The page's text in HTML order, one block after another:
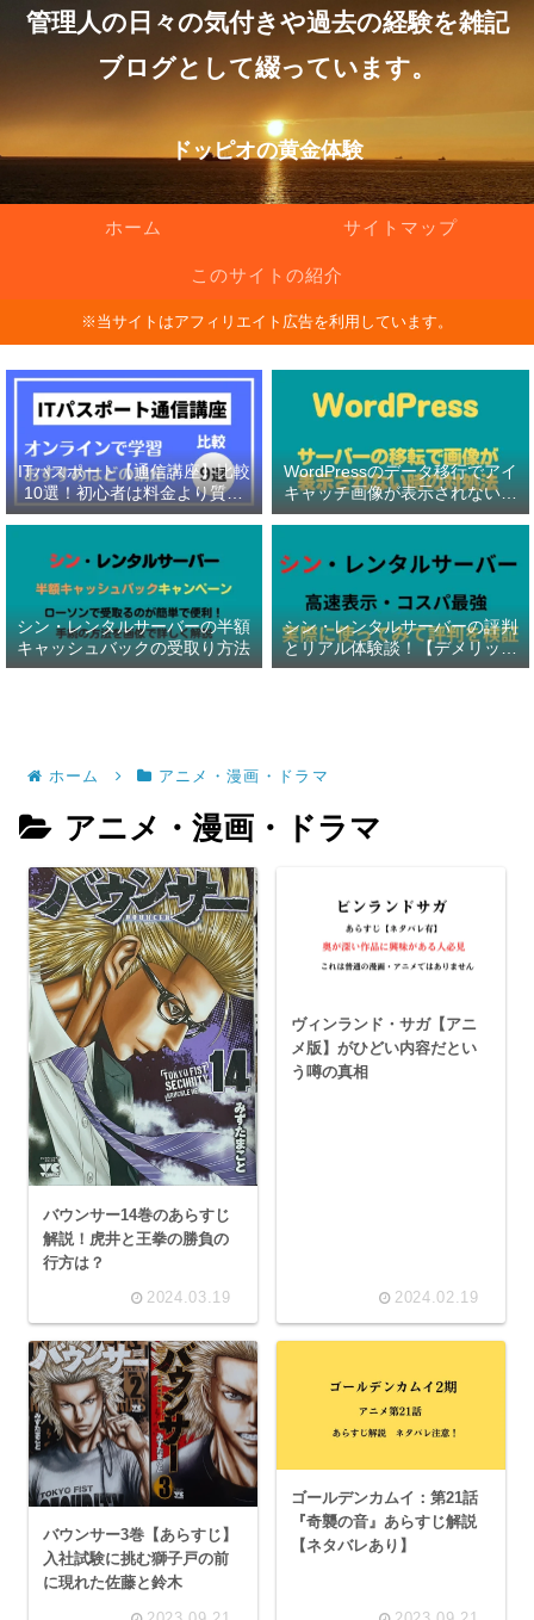
管理人の日々の気付きや過去の経験を雑記
ブログとして綴っています。
ドッピオの黄金体験
ホーム サイトマップ
このサイトの紹介
※当サイトはアフィリエイト広告を利用しています。
ITパスポート【通信講座】比較
10選！初心者は料金より質問
対応の有無を重視！
WordPressのデータ移行でアイ
キャッチ画像が表示されない原
因と対処法
シン・レンタルサーバーの半額
キャッシュバックの受取り方法
シン・レンタルサーバーの評判
とリアル体験談！【デメリット
暴露】
ホーム アニメ・漫画・ドラマ
アニメ・漫画・ドラマ
バウンサー14巻のあらすじ
解説！虎井と王拳の勝負の
行方は？
2024.03.19
ヴィンランド・サガ【アニ
メ版】がひどい内容だとい
う噂の真相
2024.02.19
バウンサー3巻【あらすじ】
入社試験に挑む獅子戸の前
に現れた佐藤と鈴木
ゴールデンカムイ：第21話
『奇襲の音』あらすじ解説
【ネタバレあり】